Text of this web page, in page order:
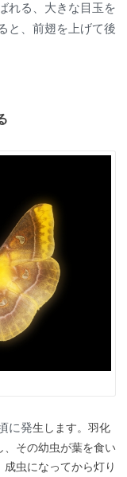
れる、大きな目玉を
と、前翅を上げて後
に発生します。羽化
、その幼虫が葉を食い
虫になってから灯り